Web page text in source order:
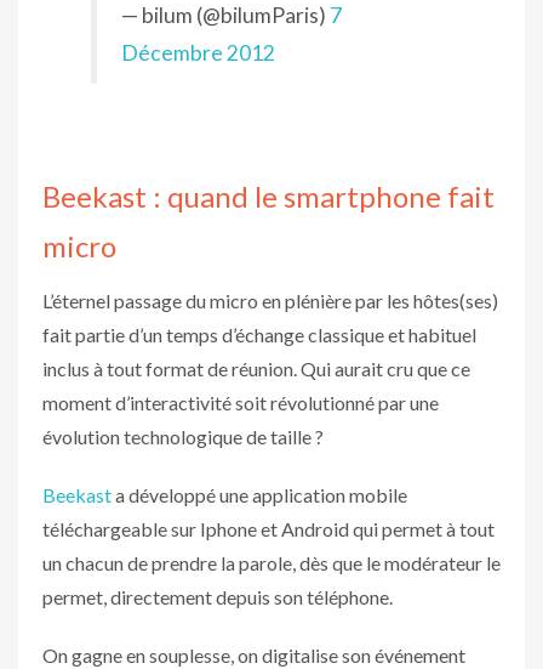
— bilum (@bilumParis) 7
Décembre 2012
Beekast : quand le smartphone fait
micro
L’éternel passage du micro en plénière par les hôtes(ses)
fait partie d’un temps d’échange classique et habituel
inclus à tout format de réunion. Qui aurait cru que ce
moment d’interactivité soit révolutionné par une
évolution technologique de taille ?
Beekasta développé une application mobile
téléchargeable sur Iphone et Android qui permet à tout
un chacun de prendre la parole, dès que le modérateur le
permet, directement depuis son téléphone.
On gagne en souplesse, on digitalise son événement